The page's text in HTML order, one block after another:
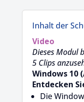
Inhalt der
Video
Dieses Modul
5 Clips
Windows 10
Entdecken
Die